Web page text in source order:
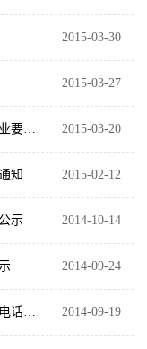
2015-03-30
2015-03-27
2015-03-20
2015-02-12
知
2014-10-14
示
2014-09-24
2014-09-19